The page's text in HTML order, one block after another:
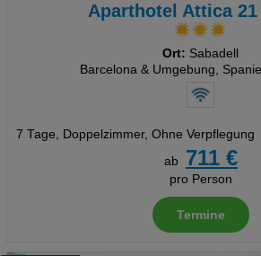
Aparthotel Attica 21
Ort: Sabadell
Barcelona & Umgebung,
7 Tage, Doppelzimmer, Ohne Verpflegung
ab
711 €
pro Person
Termine